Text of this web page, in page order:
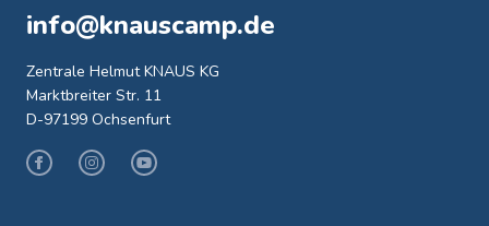
info@knauscamp.de
Zentrale Helmut KNAUS KG
Marktbreiter Str. 11
D-97199 Ochsenfurt
FacebookInstagramYoutube